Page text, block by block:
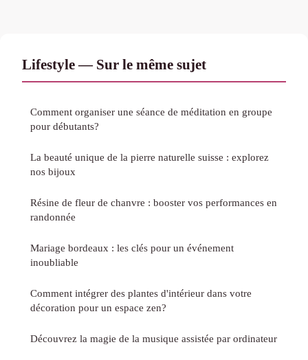
Lifestyle — Sur le même sujet
Comment organiser une séance de méditation en groupe
pour débutants?
La beauté unique de la pierre naturelle suisse : explorez
nos bijoux
Résine de fleur de chanvre : booster vos performances en
randonnée
Mariage bordeaux : les clés pour un événement
inoubliable
Comment intégrer des plantes d'intérieur dans votre
décoration pour un espace zen?
Découvrez la magie de la musique assistée par ordinateur